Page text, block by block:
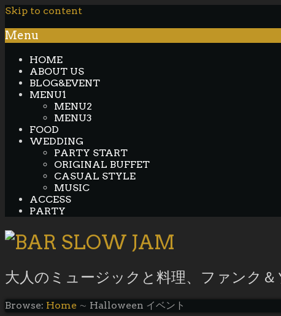
Skip to content
Menu
HOME
ABOUT US
BLOG&EVENT
MENU1
MENU2
MENU3
FOOD
WEDDING
PARTY START
ORIGINAL BUFFET
CASUAL STYLE
MUSIC
ACCESS
PARTY
大人のミュージックと料理、ファンク＆
Browse: Home ∼ Halloween イベント